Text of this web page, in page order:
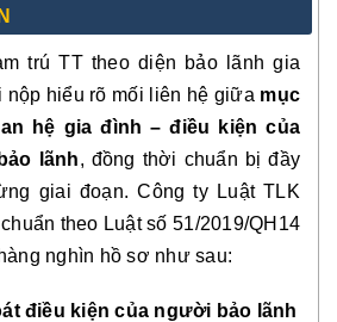
trú TT theo diện bảo lãnh gia
hiểu rõ mối liên hệ giữa mục
hệ gia đình – điều kiện của
lãnh, đồng thời chuẩn bị đầy
giai đoạn. Công ty Luật TLK
theo Luật số 51/2019/QH14
nghìn hồ sơ như sau:
điều kiện của người bảo lãnh